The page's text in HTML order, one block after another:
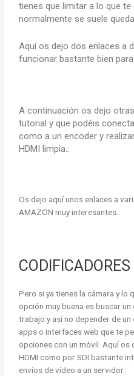
tienes que limitar a lo que te
normalmente se suele
Aquí os dejo dos enlaces a
funcionar bastante bien
A continuación os dejo
tutorial y que podéis
como a un encoder y
HDMI limpia.:
Os dejo aquí unos enlaces a
AMAZON muy interesantes.:
CODIFICADORES
Pero si ya tienes la cámara y lo
opción muy buena es buscar
trabajo y así no depender de
apps o interfaces web que te
opciones con un móvil. Aquí
HDMI como por SDI bastante
envíos de vídeo a un servidor.: